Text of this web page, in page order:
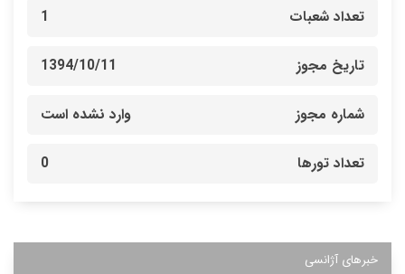
تعداد شعبات 1
تاریخ مجوز 1394/10/11
شماره مجوز وارد نشده است
تعداد تورها 0
خبرهای آژانسی